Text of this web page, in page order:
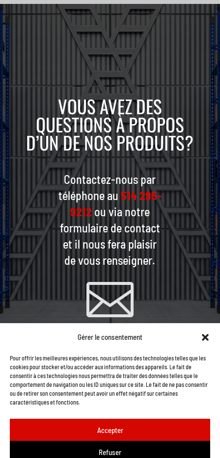
Gérer le consentement
Pour offrir les meilleures expériences, nous utilisons des technologies telles que les
cookies pour stocker et/ou accéder aux informations des appareils. Le fait de
consentir à ces technologies nous permettra de traiter des données telles que le
comportement de navigation ou les ID uniques sur ce site. Le fait de ne pas consentir
ou de retirer son consentement peut avoir un effet négatif sur certaines
caractéristiques et fonctions.
Accepter
Refuser
VOUS AVEZ DES
QUESTIONS À PROPOS
D’UN DE NOS PRODUITS?
Contactez-nous par
téléphone au 514 295-
9212ou via notre
formulaire de contact
et il nous fera plaisir
de vous renseigner.

COURRIEL